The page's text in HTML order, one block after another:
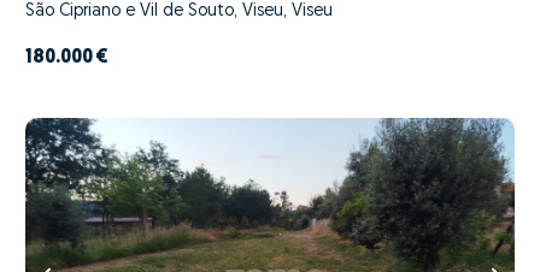
São Cipriano e Vil de Souto, Viseu, Viseu
180.000 €